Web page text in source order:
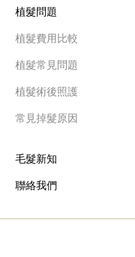
植髮問題
植髮費用比較
植髮常見問題
植髮術後照護
常見掉髮原因
毛髮新知
聯絡我們